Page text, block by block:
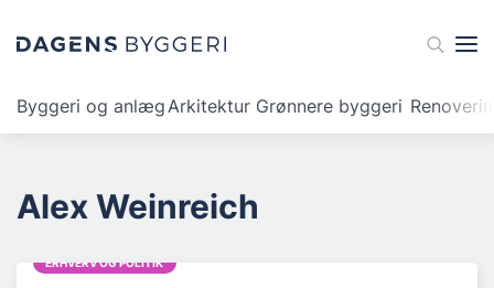
Byggeri og anlægArkitektur Grønnere byggeri
Alex Weinreich
ERHVERV OG POLITIK